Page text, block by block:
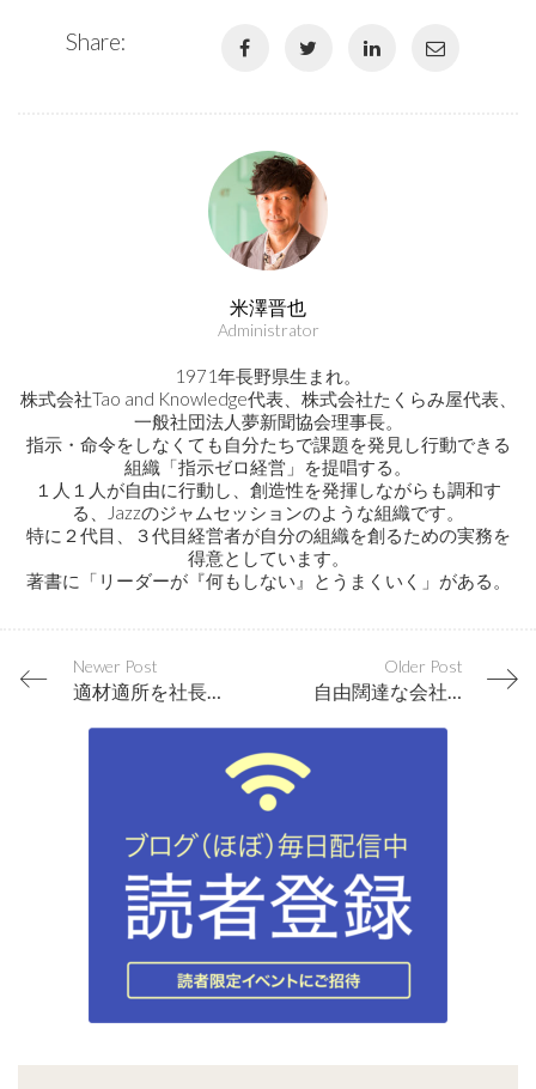
Share:
米澤晋也
Administrator
1971年長野県生まれ。
株式会社Tao and Knowledge代表、株式会社たくらみ屋代表、
一般社団法人夢新聞協会理事長。
指示・命令をしなくても自分たちで課題を発見し行動できる
組織「指示ゼロ経営」を提唱する。
１人１人が自由に行動し、創造性を発揮しながらも調和す
る、Jazzのジャムセッションのような組織です。
特に２代目、３代目経営者が自分の組織を創るための実務を
得意としています。
著書に「リーダーが『何もしない』とうまくいく」がある。
Newer Post
適材適所を社長の指示ではなく、自分たちでやってしまう集団にしよう
Older Post
自由闊達な会社を創る経営者が語る２つのこと